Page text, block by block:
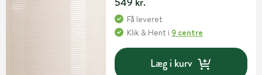
Få leveret
Klik & Hent i 9 centre
Læg i kurv